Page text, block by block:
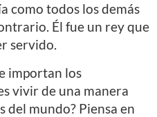
como todos los demás
Él fue un rey que
servido.
importan los
vivir de una manera
del mundo? Piensa en